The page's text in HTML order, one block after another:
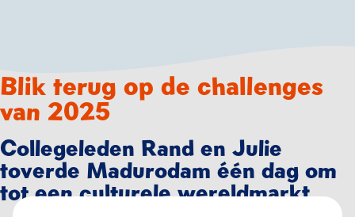
Blik terug op de challenges
van 2025
Collegeleden Rand en Julie
toverde Madurodam één dag om
tot een culturele wereldmarkt